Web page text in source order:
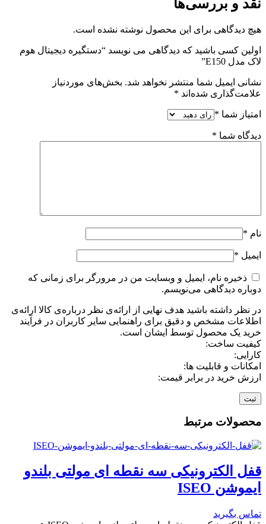
نقد و بررسی‌ها
هیچ دیدگاهی برای این محصول نوشته نشده است.
اولین کسی باشید که دیدگاهی می نویسد “دستگیره دیجیتال هوم
لاک مدل E150”
نشانی ایمیل شما منتشر نخواهد شد. بخش‌های موردنیاز
علامت‌گذاری شده‌اند *
امتیاز شما *
دیدگاه شما *
نام *
ایمیل *
ذخیره نام، ایمیل و وبسایت من در مرورگر برای زمانی که
دوباره دیدگاهی می‌نویسم.
در نظر داشته باشید هدف نهایی از ارائه‌ی نظر درباره‌ی کالا ارائه‌ی
اطلاعات مشخص و دقیق برای راهنمایی سایر کاربران در فرآیند
خرید یک محصول توسط ایشان است.
کیفیت ساخت:
کارایی:
امکانات و قابلیت ها:
ارزش خرید در برابر قیمت:
محصولات مرتبط
قفل الکترونیکی سه نقطه ای مولتی بلندو
ایموشن ISEO
تماس بگیرید